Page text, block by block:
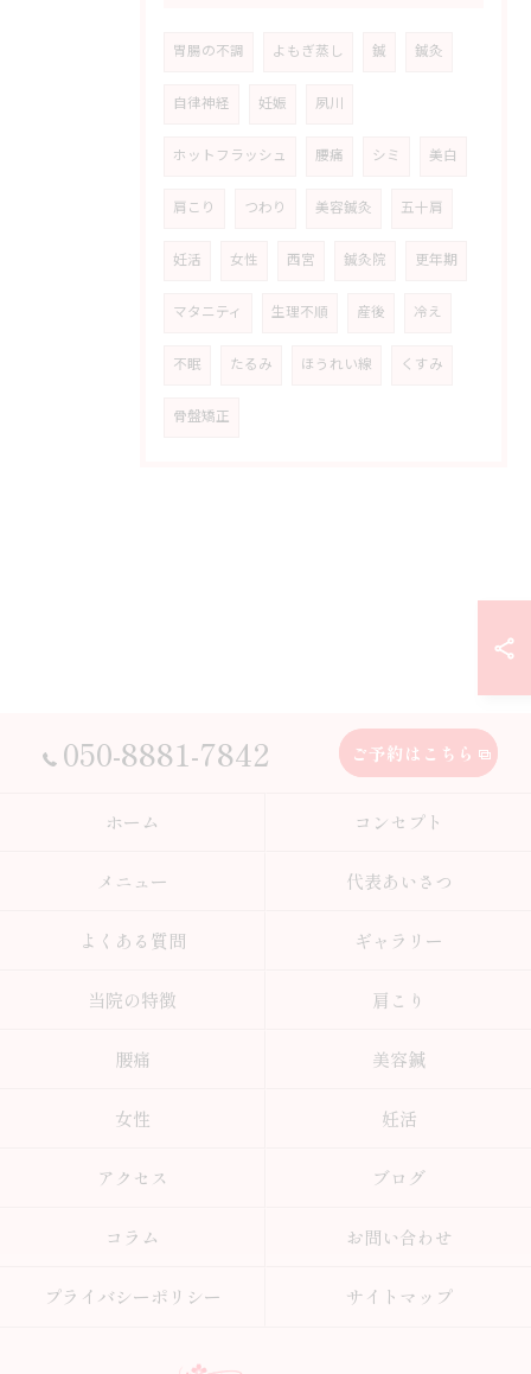
胃腸の不調 よもぎ蒸し 鍼 鍼灸
自律神経 妊娠 夙川
ホットフラッシュ 腰痛 シミ 美白
肩こり つわり 美容鍼灸 五十肩
妊活 女性 西宮 鍼灸院 更年期
マタニティ 生理不順 産後 冷え
不眠 たるみ ほうれい線 くすみ
骨盤矯正
050-8881-7842 ご予約はこちら
ホーム コンセプト
メニュー 代表あいさつ
よくある質問 ギャラリー
当院の特徴 肩こり
腰痛 美容鍼
女性 妊活
アクセス ブログ
コラム お問い合わせ
プライバシーポリシー サイトマップ